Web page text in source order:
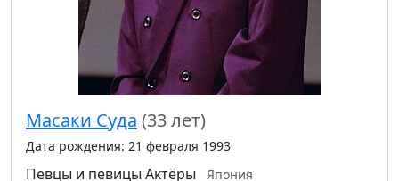
Масаки Суда (33 лет)
Дата рождения: 21 февраля 1993
Певцы и певицы Актёры
Япония